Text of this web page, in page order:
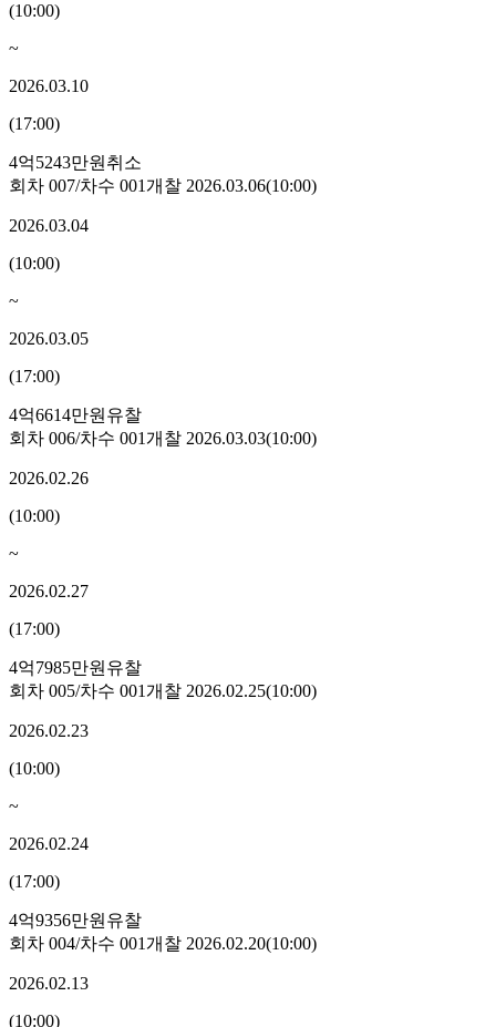
(10:00)
~
2026.03.10
(17:00)
4억5243만원 취소
회차 007/차수 001개찰 2026.03.06(10:00)
2026.03.04
(10:00)
~
2026.03.05
(17:00)
4억6614만원 유찰
회차 006/차수 001개찰 2026.03.03(10:00)
2026.02.26
(10:00)
~
2026.02.27
(17:00)
4억7985만원 유찰
회차 005/차수 001개찰 2026.02.25(10:00)
2026.02.23
(10:00)
~
2026.02.24
(17:00)
4억9356만원 유찰
회차 004/차수 001개찰 2026.02.20(10:00)
2026.02.13
(10:00)